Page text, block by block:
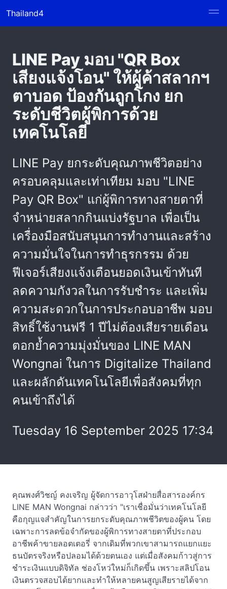
Thailand4
LINE Pay มอบ "QR Box
เสียงแจ้งโอน" ให้ผู้ค้าสลากฯ
ตาบอด ป้องกันถูกโกง ยก
ระดับชีวิตผู้พิการด้วย
เทคโนโลยี
LINE Pay ยกระดับคุณภาพชีวิตอย่าง
ครอบคลุมและเท่าเทียม มอบ "LINE
Pay QR Box" แก่ผู้พิการทางสายตาที่
จำหน่ายสลากกินแบ่งรัฐบาล เพื่อเป็น
เครื่องมือสนับสนุนการทำงานและสร้าง
ความมั่นใจในการทำธุรกรรม ด้วย
ฟีเจอร์เสียงแจ้งเตือนยอดเงินเข้าทันที
ลดความกังวลในการรับชำระ และเพิ่ม
ความสะดวกในการประกอบอาชีพ มอบ
สิทธิ์ใช้งานฟรี 1 ปีไม่ต้องเสียรายเดือน
ตอกย้ำความมุ่งมั่นของ LINE MAN
Wongnai ในการ Digitalize Thailand
และผลักดันเทคโนโลยีเพื่อสังคมที่ทุก
คนเข้าถึงได้
Tuesday 16 September 2025 17:34
คุณพงศ์วิชญ์ คงเจริญ ผู้จัดการอาวุโสฝ่ายสื่อสารองค์กร
LINE MAN Wongnai กล่าวว่า "เราเชื่อมั่นว่าเทคโนโลยี
คือกุญแจสำคัญในการยกระดับคุณภาพชีวิตของผู้คน โดย
เฉพาะการลดข้อจำกัดของผู้พิการทางสายตาที่ประกอบ
อาชีพค้าขายลอตเตอรี่ จากเดิมที่พวกเขาสามารถแยกแยะ
ธนบัตรจริงหรือปลอมได้ด้วยตนเอง แต่เมื่อสังคมก้าวสู่การ
ชำระเงินแบบดิจิทัล ช่องโหว่ใหม่ก็เกิดขึ้น เพราะสลิปโอน
เงินตรวจสอบได้ยากและทำให้หลายคนสูญเสียรายได้จาก